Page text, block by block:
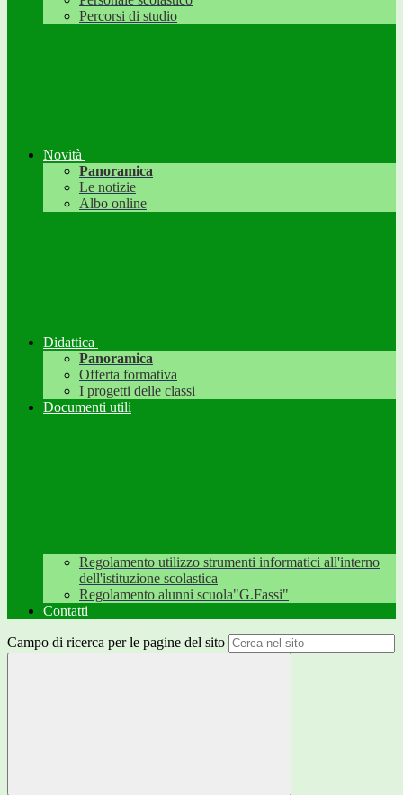
Percorsi di studio
Novità
Panoramica
Le notizie
Albo online
Didattica
Panoramica
Offerta formativa
I progetti delle classi
Documenti utili
Regolamento utilizzo strumenti informatici all'interno
dell'istituzione scolastica
Regolamento alunni scuola"G.Fassi"
Contatti
Campo di ricerca per le pagine del sito